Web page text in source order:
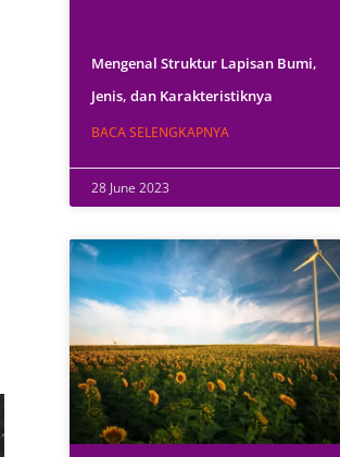
Mengenal Struktur Lapisan Bumi,
Jenis, dan Karakteristiknya
BACA SELENGKAPNYA
28 June 2023